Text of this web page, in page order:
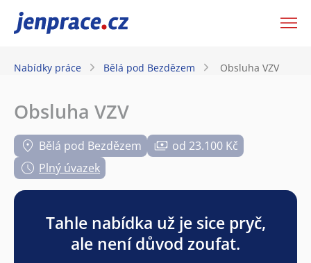
JenPráce.cz
Nabídky práce Bělá pod Bezdězem Obsluha VZV
Obsluha VZV
Bělá pod Bezdězem
od 23.100 Kč
Plný úvazek
Tahle nabídka už je sice pryč,
ale není důvod zoufat.